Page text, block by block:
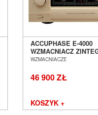
ACCUPHASE E-4000
WZMACNIACZ
SALON POZNAŃ
WZMACNIACZE
46 900 ZŁ
KOSZYK +